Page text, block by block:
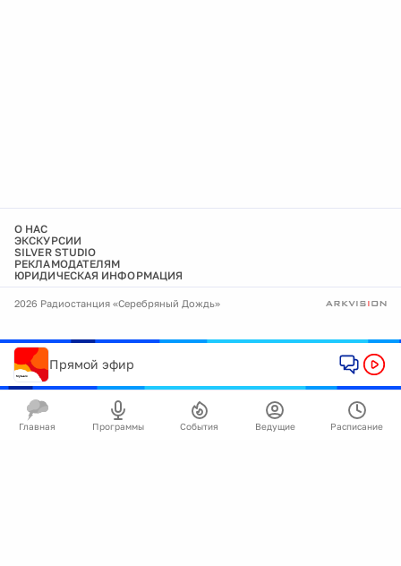
О НАС
ЭКСКУРСИИ
SILVER STUDIO
РЕКЛАМОДАТЕЛЯМ
ЮРИДИЧЕСКАЯ ИНФОРМАЦИЯ
2026 Радиостанция «Серебряный Дождь»
Прямой эфир
Главная Программы События Ведущие Расписание